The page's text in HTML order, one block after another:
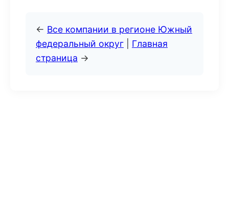
← Все компании в регионе Южный
федеральный округ
Главная
страница →